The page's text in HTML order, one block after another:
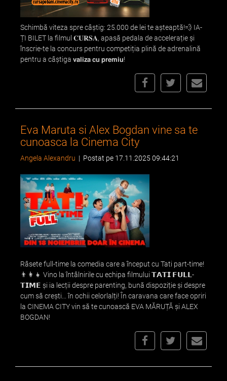
Schimbă viteza spre câștig: 25.000 de lei te așteaptă!💨 IA-
ȚI BILET la filmul 𝐂𝐔𝐑𝐒𝐀, apasă pedala de accelerație și
înscrie-te la concurs pentru competiția plină de adrenalină
pentru a câștiga 𝘃𝗮𝗹𝗶𝘇𝗮 𝗰𝘂 𝗽𝗿𝗲𝗺𝗶𝘂!
Eva Maruta si Alex Bogdan vine sa te
cunoasca la Cinema City
Angela Alexandru | Postat pe 17.11.2025 09:44:21
Râsete full-time la comedia care a început cu Tati part-time!
👨‍👩‍👧 Vino la întâlnirile cu echipa filmului 𝗧𝗔𝗧𝗜 𝗙𝗨𝗟𝗟-
𝗧𝗜𝗠𝗘 și ia lecții despre parenting, bună dispoziție și despre
cum să crești... în ochii celorlalți! În caravana care face opriri
la CINEMA CITY vin să te cunoască EVA MĂRUȚĂ și ALEX
BOGDAN!